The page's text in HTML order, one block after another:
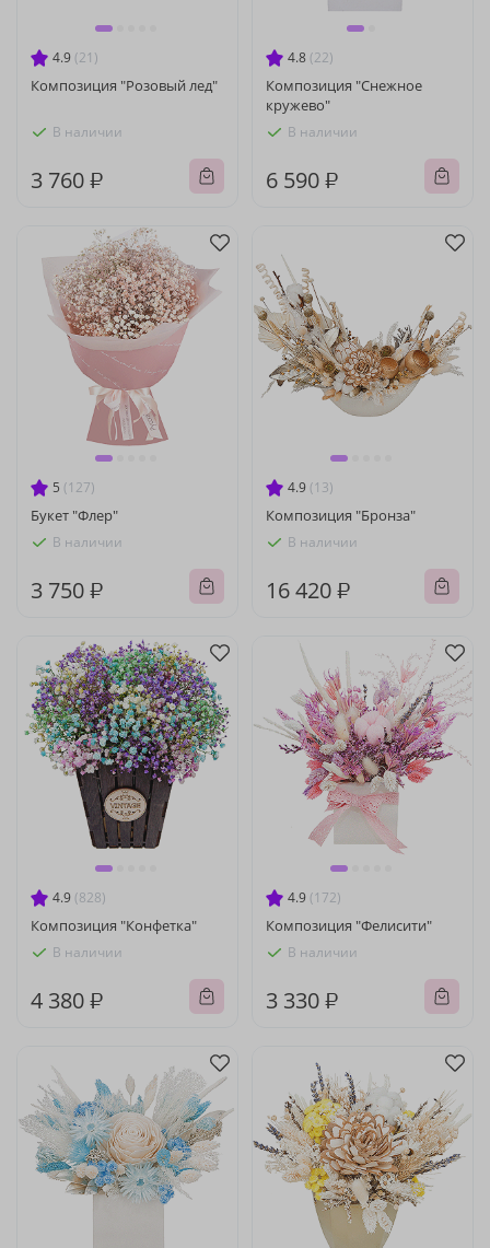
4.9 (21)
Композиция "Розовый лед"
В наличии
3 760 ₽
4.8 (22)
Композиция "Снежное
кружево"
В наличии
6 590 ₽
5 (127)
Букет "Флер"
В наличии
3 750 ₽
4.9 (13)
Композиция "Бронза"
В наличии
16 420 ₽
4.9 (828)
Композиция "Конфетка"
В наличии
4 380 ₽
4.9 (172)
Композиция "Фелисити"
В наличии
3 330 ₽